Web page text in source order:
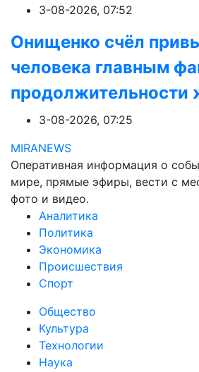
3-08-2026, 07:52
Онищенко счёл
человека главным
продолжительности
3-08-2026, 07:25
MIRANEWS
Оперативная информация о
мире, прямые эфиры, вести с
фото и видео.
Аналитика
Политика
Экономика
Происшествия
Спорт
Общество
Культура
Технологии
Наука